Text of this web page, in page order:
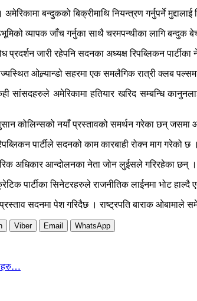
अमेरिकामा बन्दुकको बिक्रीमाथि नियन्त्रण गर्नुपर्ने
व्यापक जाँच गर्नुका साथै चरमपन्थीका लागि बन्दुक
प्रदर्शन जारी रहेपनि सदनका अध्यक्ष रिपब्लिकन
ओल्र्यान्डो सहरमा एक समलैगिक रात्री क्लब
सांसदहरुले अमेरिकामा हतियार खरिद सम्बन्धि
कोलिन्सको नयाँ प्रस्तावको समर्थन गरेका छन्
पार्टीले सदनको काम कारबाही रोक्न माग गरेको
अधिकार आन्दोलनका नेता जोन लुईसले गरिरहेका छन् ।
पार्टीका सिनेटरहरुले राजनीतिक लाईनमा भोट
प्रस्ताव सदनमा पेश गरिदैछ । राष्ट्रपति बाराक ओबामाले
Viber Email WhatsApp